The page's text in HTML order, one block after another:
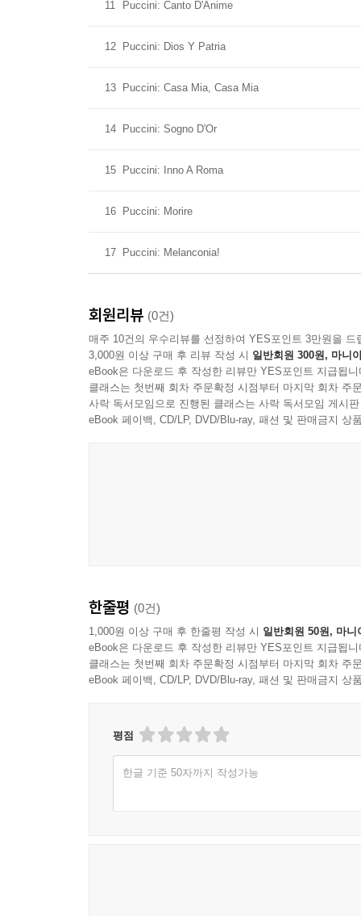
11 Puccini: Canto D'Anime
12 Puccini: Dios Y Patria
13 Puccini: Casa Mia, Casa Mia
14 Puccini: Sogno D'Or
15 Puccini: Inno A Roma
16 Puccini: Morire
17 Puccini: Melanconia!
회원리뷰 (0건)
매주 10건의 우수리뷰를 선정하여 YES포인트 3만원을 드
3,000원 이상 구매 후 리뷰 작성 시 일반회원 300원, 마니
eBook은 다운로드 후 작성한 리뷰만 YES포인트 지급됩니
클래스는 첫번째 회차 주문확정 시점부터 마지막 회차 주
사락 독서모임으로 진행된 클래스는 사락 독서모임 게시
eBook 페이백, CD/LP, DVD/Blu-ray, 패션 및 판매금지 상
한줄평 (0건)
1,000원 이상 구매 후 한줄평 작성 시 일반회원 50원, 마니
eBook은 다운로드 후 작성한 리뷰만 YES포인트 지급됩니
클래스는 첫번째 회차 주문확정 시점부터 마지막 회차 주
eBook 페이백, CD/LP, DVD/Blu-ray, 패션 및 판매금지 상
평점
한글 기준 50자까지 작성가능